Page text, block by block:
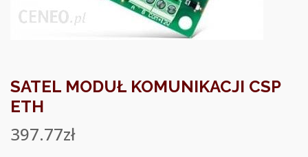
SATEL MODUŁ KOMUNIKACJI CSP
ETH
397.77zł